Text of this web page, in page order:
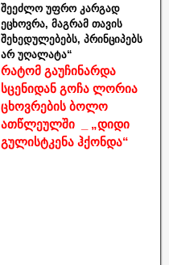
შეეძლო უფრო კარგად
ეცხოვრა, მაგრამ თავის
შეხედულებებს, პრინციპებს
არ უღალატა“
რატომ გაუჩინარდა
სცენიდან გოჩა ლორია
ცხოვრების ბოლო
ათწლეულში _ „დიდი
გულისტკენა ჰქონდა“